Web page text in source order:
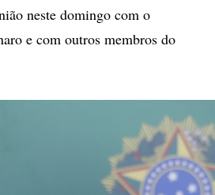
neste domingo com o
e com outros membros do